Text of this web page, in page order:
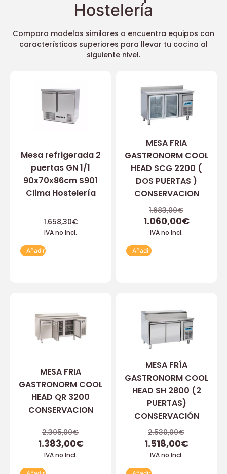
Hostelería
Compara modelos similares o encuentra equipos con
características superiores para llevar tu cocina al
siguiente nivel.
Mesa refrigerada 2
puertas GN 1/1
90x70x86cm S901
Clima Hostelería
1.658,30€
IVA no Incl.
Añadir
MESA FRIA
GASTRONORM COOL
HEAD SCG 2200 (
DOS PUERTAS )
CONSERVACION
1.683,00€
1.060,00€
IVA no Incl.
Añadir
MESA FRIA
GASTRONORM COOL
HEAD QR 3200
CONSERVACION
2.305,00€
1.383,00€
IVA no Incl.
MESA FRÍA
GASTRONORM COOL
HEAD SH 2800 (2
PUERTAS)
CONSERVACIÓN
2.530,00€
1.518,00€
IVA no Incl.